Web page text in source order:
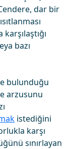
dar bir
bazı
bulunduğu
arzusunu
istediğini
karşı
sınırlayan